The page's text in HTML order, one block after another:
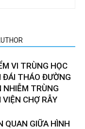
VI TRÙNG HỌC
ĐÁI THÁO ĐƯỜNG
TRÙNG
CHỢ RẪY
QUAN GIỮA HÌNH